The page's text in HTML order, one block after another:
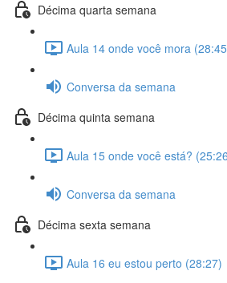
Décima quarta semana
Aula 14 onde você mora
Conversa da semana
Décima quinta semana
Aula 15 onde você está?
Conversa da semana
Décima sexta semana
Aula 16 eu estou perto (28:27)